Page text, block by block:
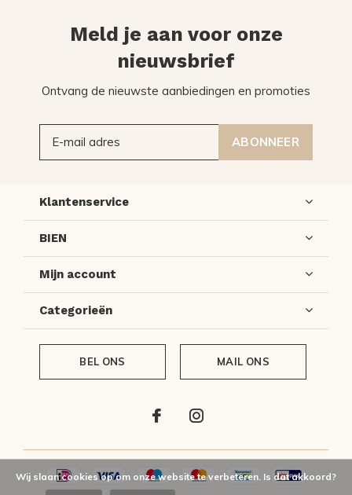
Meld je aan voor onze
nieuwsbrief
Ontvang de nieuwste aanbiedingen en promoties
ABONNEER
Klantenservice
BIEN
Mijn account
Categorieën
BEL ONS MAIL ONS
Wij slaan cookies op om onze website te verbeteren. Is dat akkoord?